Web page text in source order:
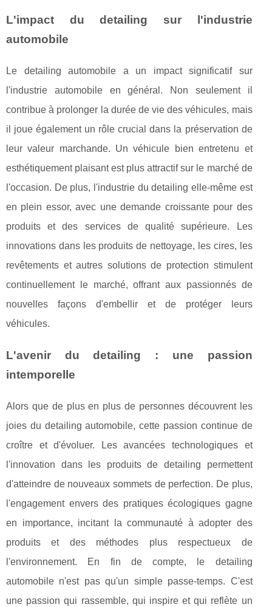
L'impact du detailing sur l'industrie
automobile
Le detailing automobile a un impact significatif sur
l'industrie automobile en général. Non seulement il
contribue à prolonger la durée de vie des véhicules, mais
il joue également un rôle crucial dans la préservation de
leur valeur marchande. Un véhicule bien entretenu et
esthétiquement plaisant est plus attractif sur le marché de
l'occasion. De plus, l'industrie du detailing elle-même est
en plein essor, avec une demande croissante pour des
produits et des services de qualité supérieure. Les
innovations dans les produits de nettoyage, les cires, les
revêtements et autres solutions de protection stimulent
continuellement le marché, offrant aux passionnés de
nouvelles façons d'embellir et de protéger leurs
véhicules.
L'avenir du detailing : une passion
intemporelle
Alors que de plus en plus de personnes découvrent les
joies du detailing automobile, cette passion continue de
croître et d'évoluer. Les avancées technologiques et
l'innovation dans les produits de detailing permettent
d'atteindre de nouveaux sommets de perfection. De plus,
l'engagement envers des pratiques écologiques gagne
en importance, incitant la communauté à adopter des
produits et des méthodes plus respectueux de
l'environnement. En fin de compte, le detailing
automobile n'est pas qu'un simple passe-temps. C'est
une passion qui rassemble, qui inspire et qui reflète un